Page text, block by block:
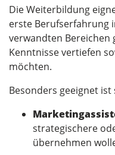
Die Weiterbildung
erste Berufserfahrung
verwandten
Kenntnisse vertiefen
möchten.
Besonders geeignet ist
strategischere
übernehmen